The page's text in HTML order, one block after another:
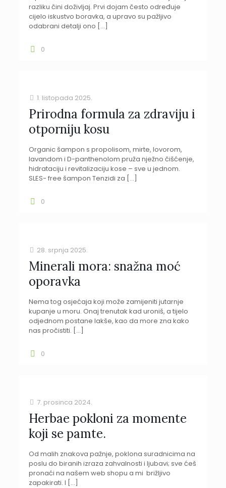
razliku čini doživljaj. Prvi dojam često određuje
cijelo iskustvo boravka, a upravo su pažljivo
odabrani detalji ono […]
0
1. listopada 2025.
Prirodna formula za zdraviju i
otporniju kosu
Organic šampon s propolisom, mirte, lovorom,
lavandom i D-panthenolom pruža nježno čišćenje,
hidrataciju i revitalizaciju kose – sve u jednom.
SLES- free šampon Tenzidi za […]
0
28. srpnja 2025.
Minerali mora: snažna moć
oporavka
Nema tog osjećaja koji može zamijeniti jutarnje
kupanje u moru. Onaj trenutak kad uroniš, a tijelo
odjednom postane lakše, kao da more zna kako
nas pročistiti. […]
0
7. prosinca 2024.
Herbae pokloni za momente
koji se pamte.
Od malih znakova pažnje, poklona suradnicima na
poslu do biranih izraza zahvalnosti i ljubavi; sve ćeš
pronaći na našem web shopu a mi brižljivo
zapakirati. I […]